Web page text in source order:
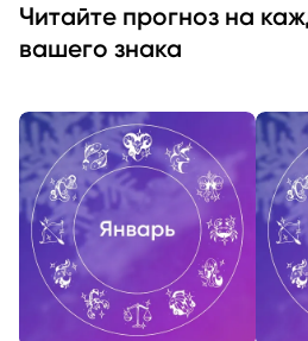
Читайте прогноз на
вашего знака